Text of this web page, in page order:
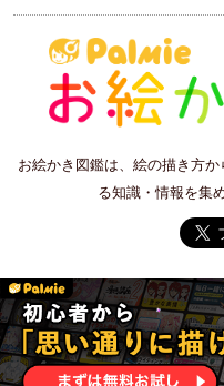
お絵かき図鑑は、絵の描き方
る知識・情報を集